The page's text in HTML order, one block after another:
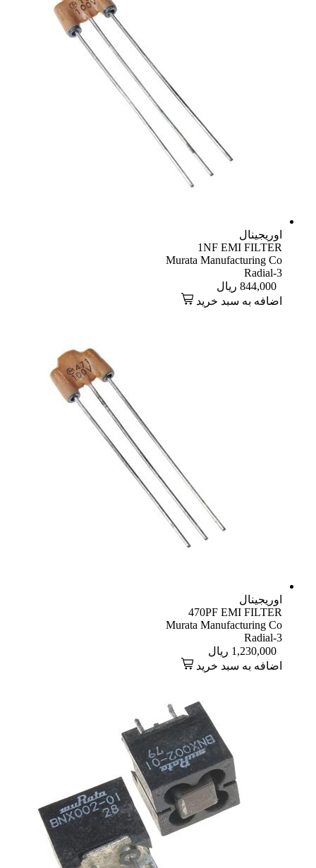
اوریجینال
1NF EMI FILTER
Murata Manufacturing Co
Radial-3
844,000 ریال
اضافه به سبد خرید
اوریجینال
470PF EMI FILTER
Murata Manufacturing Co
Radial-3
1,230,000 ریال
اضافه به سبد خرید